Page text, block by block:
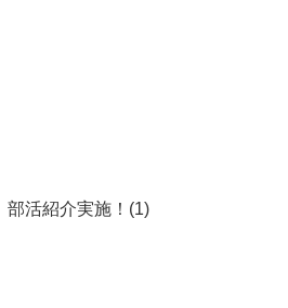
部活紹介実施！(1)